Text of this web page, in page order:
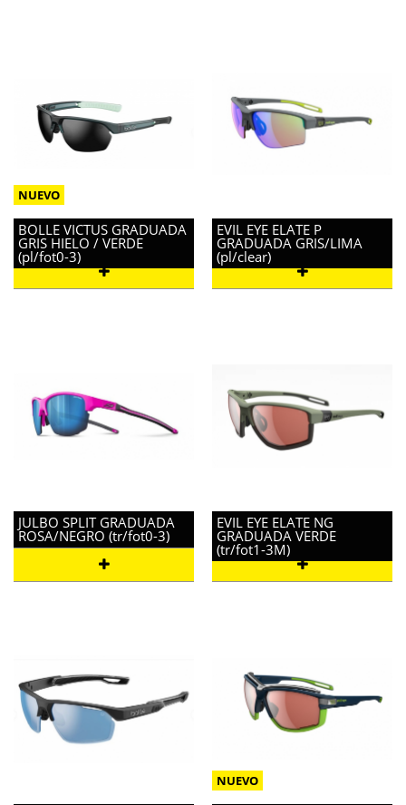
BOLLE VICTUS GRADUADA
GRIS HIELO / VERDE
(pl/fot0-3)
EVIL EYE ELATE P
GRADUADA GRIS/LIMA
(pl/clear)
JULBO SPLIT GRADUADA
ROSA/NEGRO (tr/fot0-3)
EVIL EYE ELATE NG
GRADUADA VERDE
(tr/fot1-3M)